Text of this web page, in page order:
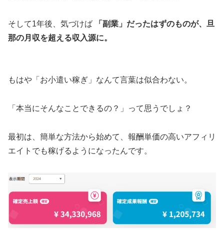
そして1年後、気づけば
「副業」だったはずのものが、旦
那の月収を超える収入源に。
もはや「お小遣い稼ぎ」なんて言葉は似合わない。
「本当にそんなことできるの？」って思うでしょ？
最初は、簡単な方法から始めて、報酬単価の高いアフィリ
エイトでも稼げるようになったんです。